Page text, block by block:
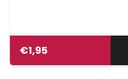
€1,95